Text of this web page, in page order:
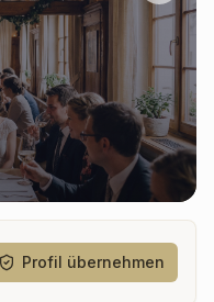
Profil übernehmen